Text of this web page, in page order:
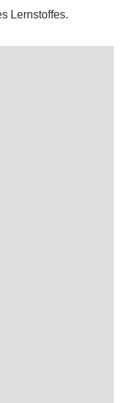
Lernstoffes.